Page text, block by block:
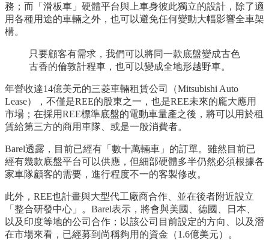
務；而「滑板車」硬體平台與上車身彼此獨立的設計，除了適
用各種用途的車輛之外，也可以避免任何變動大幅影響全車架
構。
只要顧客有需求，我們可以將同一款底盤變成古色
古香的倫敦計程車，也可以變成全地形越野車。
年營收達14億美元的三菱車輛租賃公司（Mitsubishi Auto
Lease），不僅是REE的股東之一，也是REE未來的龐大應用
市場；在採用REE標準底盤的電動車量產之後，將可以用於租
賃給第三方的商用車隊、或是一般消費者。
Barel透露，目前已經有「數十萬輛車」的訂單。雖然目前已
經有幾款底盤平台可以供應，但細部硬體多半仍然必須根據各
家車隊顧客的需要，進行程度不一的客製修改。
此外，REE也計畫與大型代工廠商合作、並在後者附近設立
「整合研發中心」。Barel表示，將會與美國、德國、日本、
以及印度等地的公司合作；以該公司目前設定的方向、以及潛
在市場來看，已經募到尚稱夠用的資金（1.6億美元）。